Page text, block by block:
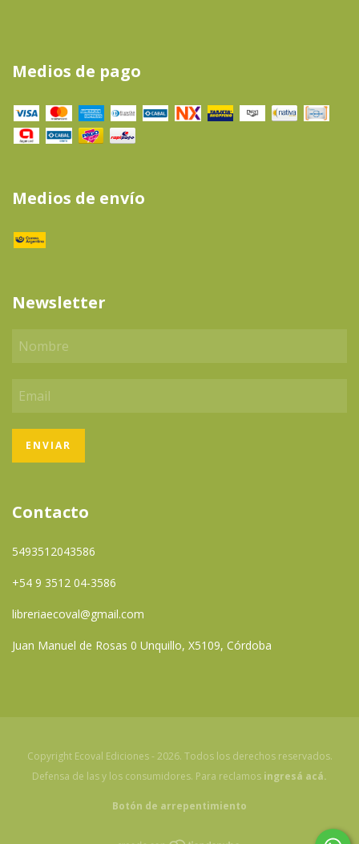
Medios de pago
Medios de envío
Newsletter
Contacto
5493512043586
+54 9 3512 04-3586
libreriaecoval@gmail.com
Juan Manuel de Rosas 0 Unquillo, X5109, Córdoba
Copyright Ecoval Ediciones - 2026. Todos los derechos reservados.
Defensa de las y los consumidores. Para reclamos ingresá acá.
Botón de arrepentimiento